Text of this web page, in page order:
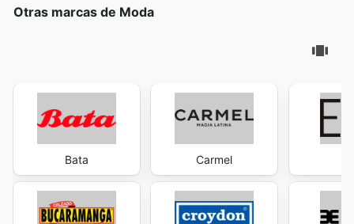
Otras marcas de Moda
Bata Carmel